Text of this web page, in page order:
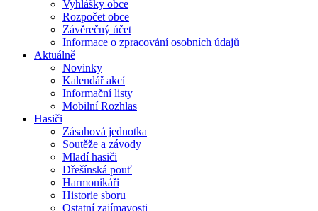
Vyhlášky obce
Rozpočet obce
Závěrečný účet
Informace o zpracování osobních údajů
Aktuálně
Novinky
Kalendář akcí
Informační listy
Mobilní Rozhlas
Hasiči
Zásahová jednotka
Soutěže a závody
Mladí hasiči
Dřešínská pouť
Harmonikáři
Historie sboru
Ostatní zajímavosti